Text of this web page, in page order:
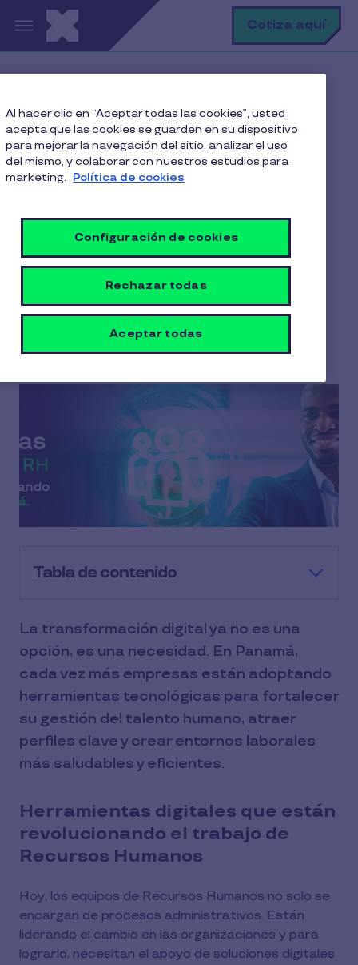
Pasar al contenido principal Cotiza aquí
Gestión empresarial
Top 5 herramientas digitales de RRHH que están
transformando empresas en Panamá
Top 5 herramientas
digitales de RRHH que
están transformando
empresas en Panamá
3 min de lectura 19 Junio 2025
Tabla de contenido
La transformación digital ya no es una
opción, es una necesidad. En Panamá,
cada vez más empresas están adoptando
herramientas tecnológicas para fortalecer
su gestión del talento humano, atraer
perfiles clave y crear entornos laborales
más saludables y eficientes.
Herramientas digitales que están
revolucionando el trabajo de
Recursos Humanos
Hoy, los equipos de Recursos Humanos no solo se
encargan de procesos administrativos. Están
liderando el cambio en las organizaciones y para
lograrlo, necesitan el apoyo de soluciones digitales
Al hacer clic en “Aceptar todas las cookies”, usted
acepta que las cookies se guarden en su dispositivo
para mejorar la navegación del sitio, analizar el uso
del mismo, y colaborar con nuestros estudios para
marketing. Política de cookies
Configuración de cookies
Rechazar todas
Aceptar todas